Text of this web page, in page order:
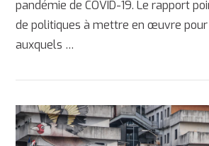
pandémie de COVID-19. Le rapport
de politiques à mettre en œuvre
auxquels …